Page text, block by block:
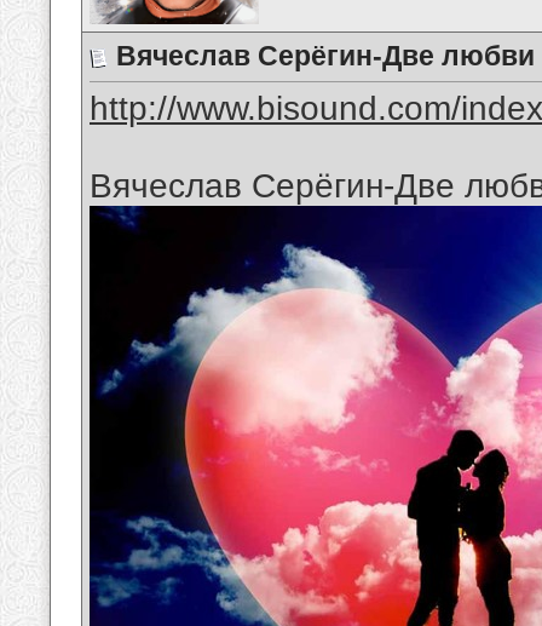
Вячеслав Серёгин-Две любви
http://www.bisound.com/
Вячеслав Серёгин-Две